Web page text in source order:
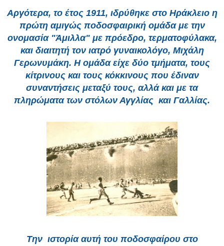
Αργότερα, το έτος 1911, ιδρύθηκε στο Ηράκλειο η
πρώτη αμιγώς ποδοσφαιρική ομάδα με την
ονομασία "Άμιλλα" με πρόεδρο, τερματοφύλακα,
και διαιτητή τον ιατρό γυναικολόγο, Μιχάλη
Γερωνυμάκη. Η ομάδα είχε δύο τμήματα, τους
κίτρινους και τους κόκκινους που έδιναν
συναντήσεις μεταξύ τους, αλλά και με τα
πληρώματα των στόλων Αγγλίας και Γαλλίας.
Την ιστορία αυτή του ποδοσφαίρου στο